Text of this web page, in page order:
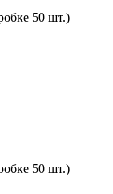
50 шт.)
50 шт.)